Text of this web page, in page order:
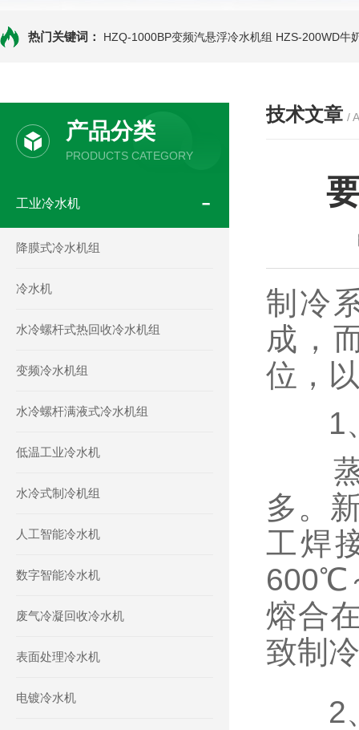
热门关键词： HZQ-1000BP变频汽悬浮冷水机组 HZS-200WD牛
产品分类
PRODUCTS CATEGORY
工业冷水机
降膜式冷水机组
冷水机
水冷螺杆式热回收冷水机组
变频冷水机组
水冷螺杆满液式冷水机组
低温工业冷水机
水冷式制冷机组
人工智能冷水机
数字智能冷水机
废气冷凝回收冷水机
表面处理冷水机
电镀冷水机
技术文章 /
制冷
成，
位，
1、
蒸
多。
工焊
600℃
熔合
致制
2、